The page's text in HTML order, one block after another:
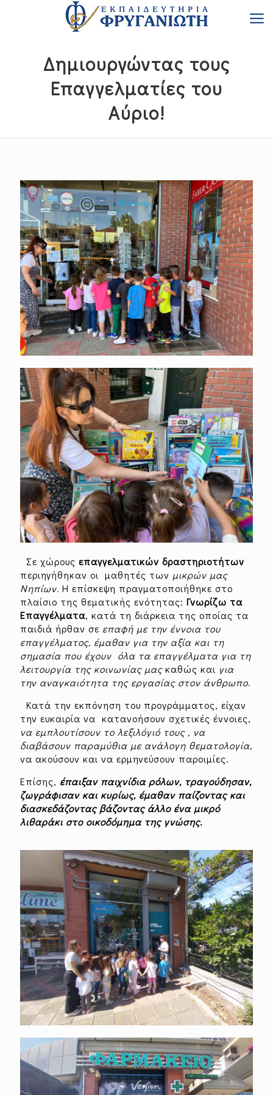
Δημιουργώντας τους
Επαγγελματίες του
Αύριο!
Σε χώρους επαγγελματικών δραστηριοτήτων
περιηγήθηκαν οι μαθητές των μικρών μας
Νηπίων. Η επίσκεψη πραγματοποιήθηκε στο
πλαίσιο της θεματικής ενότητας: Γνωρίζω τα
Επαγγέλματα, κατά τη διάρκεια της οποίας τα
παιδιά ήρθαν σε επαφή με την έννοια του
επαγγέλματος, έμαθαν για την αξία και τη
σημασία που έχουν όλα τα επαγγέλματα για τη
λειτουργία της κοινωνίας μαςκαθώς και για
την αναγκαιότητα της εργασίας στον άνθρωπο.
Κατά την εκπόνηση του προγράμματος, είχαν
την ευκαιρία να κατανοήσουν σχετικές έννοιες,
να εμπλουτίσουν το λεξιλόγιό τους , να
διαβάσουν παραμύθια με ανάλογη θεματολογία,
να ακούσουν και να ερμηνεύσουν παροιμίες.
Επίσης, έπαιξαν παιχνίδια ρόλων, τραγούδησαν,
ζωγράφισαν και κυρίως, έμαθαν παίζοντας και
διασκεδάζοντας βάζοντας άλλο ένα μικρό
λιθαράκι στο οικοδόμημα της γνώσης.